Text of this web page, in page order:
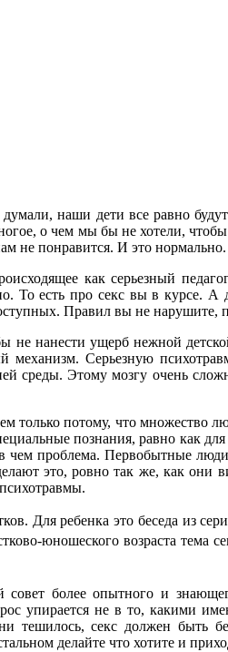
наши дети все равно
о чем мы бы не хотели,
не понравится. И это нормально.
как серьезный
То есть про секс вы в курсе.
Правил вы не нарушите,
не нанести ущерб нежной
Серьезную
среды. Этому мозгу очень
только потому, что множество
познания, равно как
проблема. Первобытные
это, ровно так же, как они
Для ребенка это беседа из
юношеского возраста тема
более опытного и
упирается не в то, какими
секс должен быть
делайте что хотите и